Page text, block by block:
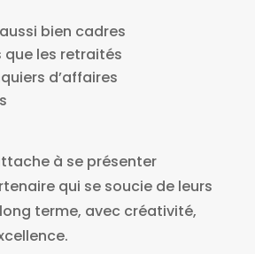
bien cadres
que les retraités
d’affaires
à se présenter
qui se soucie de leurs
terme, avec créativité,